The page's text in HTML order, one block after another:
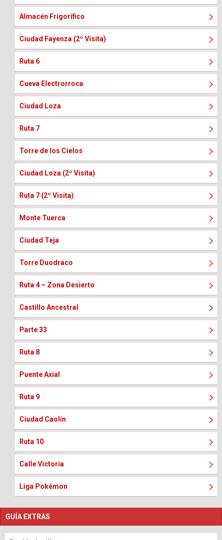
Almacén Frigorífico
Ciudad Fayenza (2º Visita)
Ruta 6
Cueva Electrorroca
Ciudad Loza
Ruta 7
Torre de los Cielos
Ciudad Loza (2º Visita)
Ruta 7 (2º Visita)
Monte Tuerca
Ciudad Teja
Torre Duodraco
Ruta 4 – Zona Desierto
Castillo Ancestral
Parte 33
Ruta 8
Puente Axial
Ruta 9
Ciudad Caolín
Ruta 10
Calle Victoria
Liga Pokémon
GUÍA EXTRAS